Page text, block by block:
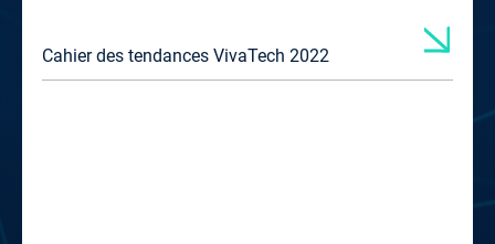
Cahier des tendances VivaTech 2022